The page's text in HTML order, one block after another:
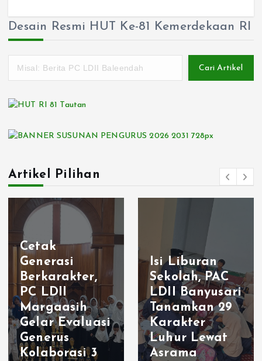
Desain Resmi HUT Ke-81 Kemerdekaan RI
Cari Artikel
Artikel Pilihan
Cetak
Generasi
Berkarakter,
PC LDII
Margaasih
Gelar Evaluasi
Generus
Kolaborasi 3
Isi Liburan
Sekolah, PAC
LDII Banyusari
Tanamkan 29
Karakter
Luhur Lewat
Asrama